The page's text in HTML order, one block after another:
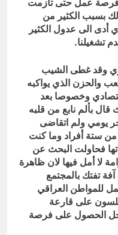
فرصة عمل حتى تأزمت
بسبب الكثير من
أدى الى عدول الكثير
تشغيلنا.
وقد غطى الشيب
والحزن الذي يواكبه
وخصوصا بعد
قال بألم نابع من قلبه
يومي ولم اتقاضى
من ستة أفراد وما كنت
فحاولت البحث عن
أمل فيها لان ظاهرة
تفتك بالمجتمع
للمواطن العراقي
على قارعة
الحصول على فرصة